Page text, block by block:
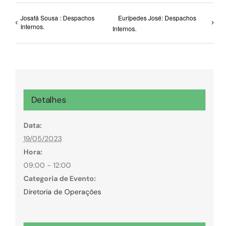
Josafá Sousa : Despachos
Internos.
Eurípedes José: Despachos
Internos.
Detalhes
Data:
19/05/2023
Hora:
09:00 - 12:00
Categoria de Evento:
Diretoria de Operações